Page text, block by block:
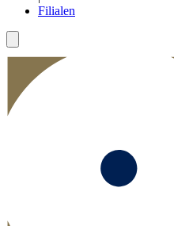
Filialen